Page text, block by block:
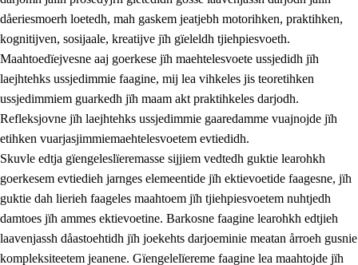
dåeriesmoerh loetedh, mah gaskem jeatjebh motorihken, praktihken,
kognitijven, sosijaale, kreatijve jïh gïeleldh tjiehpiesvoeth.
Maahtoedïejvesne aaj goerkese jïh maehtelesvoete ussjedidh jïh
laejhtehks ussjedimmie faagine, mij lea vihkeles jis teoretihken
ussjedimmiem guarkedh jïh maam akt praktihkeles darjodh.
Refleksjovne jïh laejhtehks ussjedimmie gaaredamme vuajnojde jïh
etihken vuarjasjimmiemaehtelesvoetem evtiedidh.
Skuvle edtja gïengeleslïeremasse sijjiem vedtedh guktie learohkh
goerkesem evtiedieh jarnges elemeentide jïh ektievoetide faagesne, jïh
guktie dah lierieh faageles maahtoem jïh tjiehpiesvoetem nuhtjedh
damtoes jïh ammes ektievoetine. Barkosne faagine learohkh edtjieh
laavenjassh dåastoehtidh jïh joekehts darjoeminie meatan årroeh gusnie
kompleksiteetem jeanene. Gïengelelïereme faagine lea maahtojde jïh